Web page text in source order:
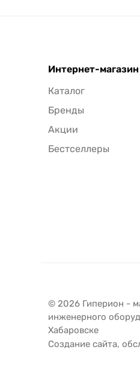
Интернет-магазин
Каталог
Бренды
Акции
Бестселлеры
© 2026 Гиперион -
инженерного
Хабаровске
Создание сайта,